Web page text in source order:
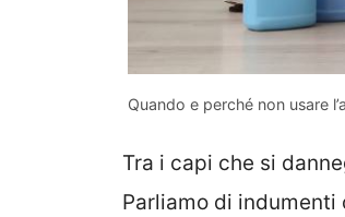
Quando e perché non usare
Tra i capi che si
Parliamo di